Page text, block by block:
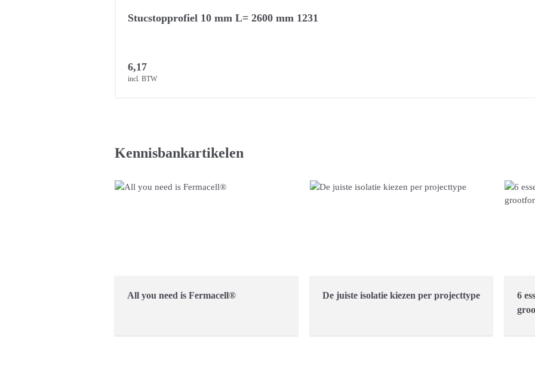
Stucstopprofiel 10 mm L= 2600 mm 1231
6,17
incl. BTW
Kennisbankartikelen
All you need is Fermacell® De juiste isolatie kiezen per projecttype
6